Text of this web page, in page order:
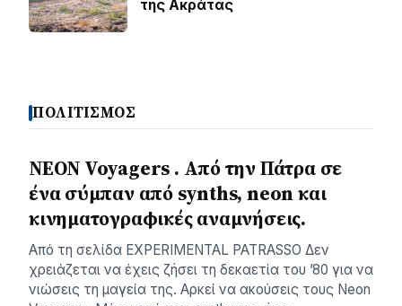
της Ακράτας
ΠΟΛΙΤΙΣΜΟΣ
NEON Voyagers . Από την Πάτρα σε
ένα σύμπαν από synths, neon και
κινηματογραφικές αναμνήσεις.
Aπό τη σελίδα ΕXPERIMENTAL PATRASSO Δεν
χρειάζεται να έχεις ζήσει τη δεκαετία του ’80 για να
νιώσεις τη μαγεία της. Αρκεί να ακούσεις τους Neon